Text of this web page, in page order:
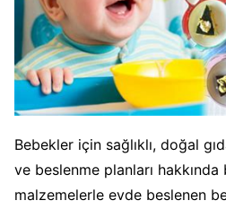
Bebekler için sağlıklı, doğal
ve beslenme planları
malzemelerle evde beslenen